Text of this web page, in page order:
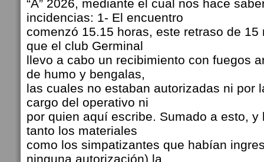
“A” 2026, mediante el cual nos hace
incidencias: 1- El encuentro
comenzó 15.15 horas, este retraso de 15
que el club Germinal
llevo a cabo un recibimiento con fuegos
de humo y bengalas,
las cuales no estaban autorizadas ni por
cargo del operativo ni
por quien aquí escribe. Sumado a esto, y
tanto los materiales
como los simpatizantes que habían
ninguna autorización) la